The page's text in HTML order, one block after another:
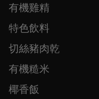
有機雞精
特色飲料
切絲豬肉乾
有機糙米
椰香飯